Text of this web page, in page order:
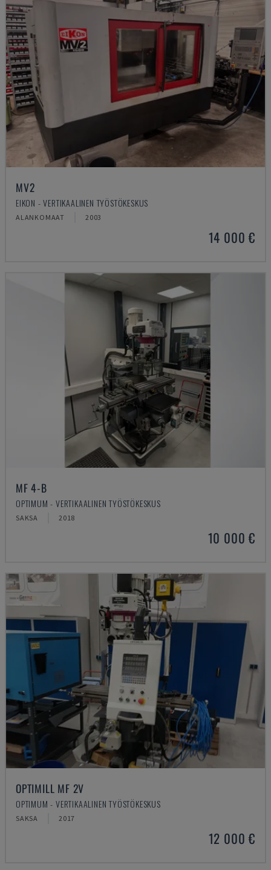
MV2
EIKON - VERTIKAALINEN TYÖSTÖKESKUS
ALANKOMAAT 2003
14 000 €
MF 4-B
OPTIMUM - VERTIKAALINEN TYÖSTÖKESKUS
SAKSA 2018
10 000 €
OPTIMILL MF 2V
OPTIMUM - VERTIKAALINEN TYÖSTÖKESKUS
SAKSA 2017
12 000 €